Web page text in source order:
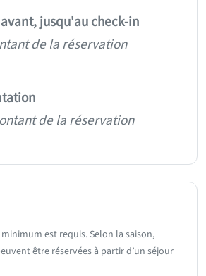
jusqu'au check-in
de la réservation
de la réservation
est requis. Selon la saison,
être réservées à partir d’un séjour